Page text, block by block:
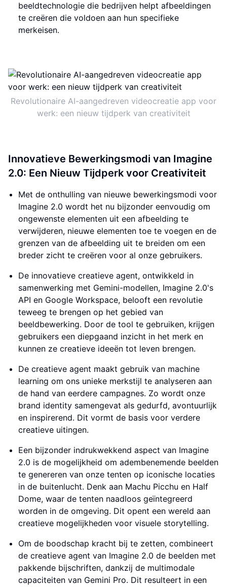
beeldtechnologie die bedrijven helpt afbeeldingen
te creëren die voldoen aan hun specifieke
merkeisen.
Revolutionaire AI-aangedreven videocreatie app voor
werk: een nieuw tijdperk van creativiteit
Innovatieve Bewerkingsmodi van Imagine
2.0: Een Nieuw Tijdperk voor Creativiteit
Met de onthulling van nieuwe bewerkingsmodi voor
Imagine 2.0 wordt het nu bijzonder eenvoudig om
ongewenste elementen uit een afbeelding te
verwijderen, nieuwe elementen toe te voegen en de
grenzen van de afbeelding uit te breiden om een
breder zicht te creëren voor al onze gebruikers.
De innovatieve creatieve agent, ontwikkeld in
samenwerking met Gemini-modellen, Imagine 2.0's
API en Google Workspace, belooft een revolutie
teweeg te brengen op het gebied van
beeldbewerking. Door de tool te gebruiken, krijgen
gebruikers een diepgaand inzicht in het merk en
kunnen ze creatieve ideeën tot leven brengen.
De creatieve agent maakt gebruik van machine
learning om ons unieke merkstijl te analyseren aan
de hand van eerdere campagnes. Zo wordt onze
brand identity samengevat als gedurfd, avontuurlijk
en inspirerend. Dit vormt de basis voor verdere
creatieve uitingen.
Een bijzonder indrukwekkend aspect van Imagine
2.0 is de mogelijkheid om adembenemende beelden
te genereren van onze tenten op iconische locaties
in de buitenlucht. Denk aan Machu Picchu en Half
Dome, waar de tenten naadloos geïntegreerd
worden in de omgeving. Dit opent een wereld aan
creatieve mogelijkheden voor visuele storytelling.
Om de boodschap kracht bij te zetten, combineert
de creatieve agent van Imagine 2.0 de beelden met
pakkende bijschriften, dankzij de multimodale
capaciteiten van Gemini Pro. Dit resulteert in een